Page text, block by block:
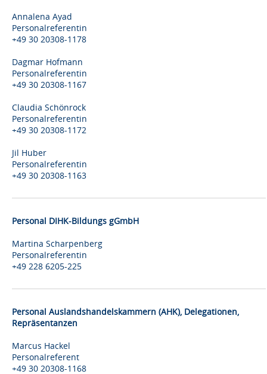
Annalena Ayad
Personalreferentin
+49 30 20308-1178
Dagmar Hofmann
Personalreferentin
+49 30 20308-1167
Claudia Schönrock
Personalreferentin
+49 30 20308-1172
Jil Huber
Personalreferentin
+49 30 20308-1163
Personal DIHK-Bildungs gGmbH
Martina Scharpenberg
Personalreferentin
+49 228 6205-225
Personal Auslandshandelskammern (AHK), Delegationen,
Repräsentanzen
Marcus Hackel
Personalreferent
+49 30 20308-1168